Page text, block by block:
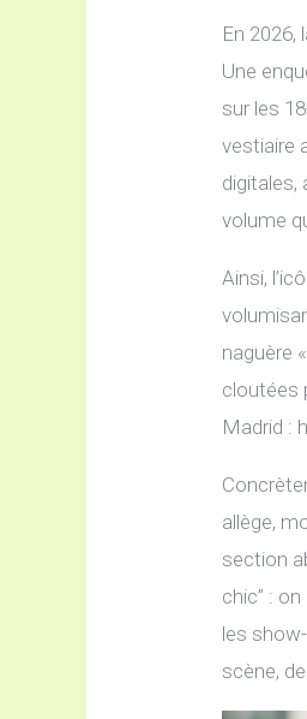
En
Une
sur les
vestiaire
digitales,
volume
Ainsi,
naguère
cloutées
Madrid :
allège,
section
chic” :
les
scène,